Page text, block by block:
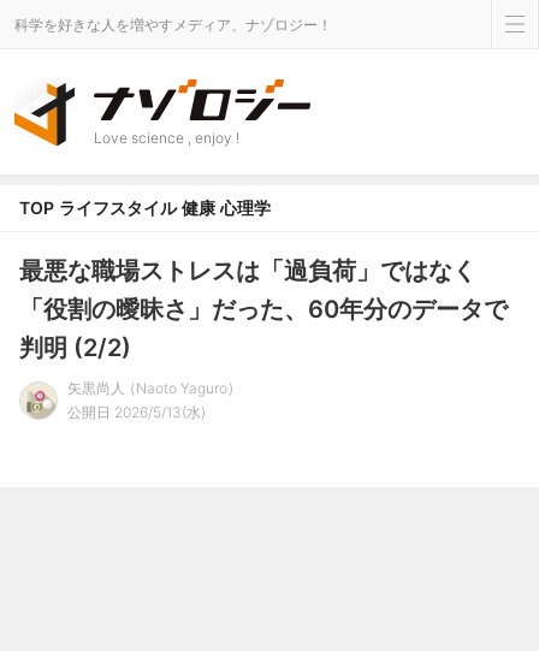
科学を好きな人を増やすメディア、ナゾロジー！
Love science , enjoy !
TOP ライフスタイル 健康 心理学
最悪な職場ストレスは「過負荷」ではなく
「役割の曖昧さ」だった、60年分のデータで
判明 (2/2)
矢黒尚人
Naoto Yaguro
公開日 2026/5/13(水)